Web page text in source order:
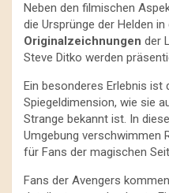
Neben den filmischen
die Ursprünge der Helden
Originalzeichnungen der
Steve Ditko werden
Ein besonderes Erlebnis ist
Spiegeldimension, wie sie
Strange bekannt ist. In
Umgebung verschwimmen
für Fans der magischen
Fans der Avengers